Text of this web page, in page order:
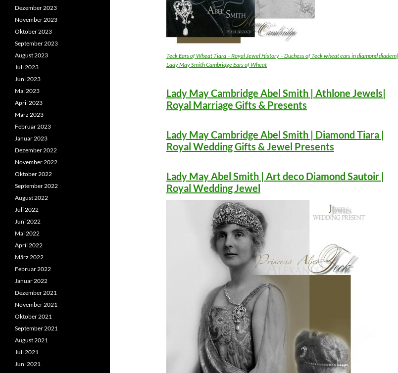
Teck Ears of Wheat Tiara – Royal Jewel History – Duchess of Teck wheat ears in diamond diadem|
Lady May Smith Cambridge Ears of Wheat
Lady May Cambridge Abel Smith | Athlone Jewels|
Royal Marriage Gifts & Presents
Lady May Cambridge Abel Smith | Diamond Tiara |
Royal Wedding Gifts & Jewel Presents
Lady May Abel Smith | Art deco Diamond Sautoir |
Royal Wedding Jewel
Dezember 2023
November 2023
Oktober 2023
September 2023
August 2023
Juli 2023
Juni 2023
Mai 2023
April 2023
März 2023
Februar 2023
Januar 2023
Dezember 2022
November 2022
Oktober 2022
September 2022
August 2022
Juli 2022
Juni 2022
Mai 2022
April 2022
März 2022
Februar 2022
Januar 2022
Dezember 2021
November 2021
Oktober 2021
September 2021
August 2021
Juli 2021
Juni 2021